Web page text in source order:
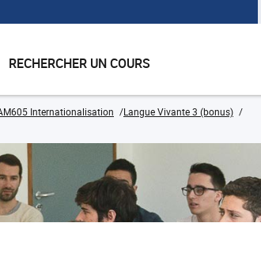
RECHERCHER UN COURS
Internationalisation
Langue Vivante 3 (bonus)